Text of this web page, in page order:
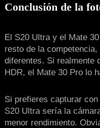
Conclusión de la
El S20 Ultra y el Mate
resto de la
diferentes. Si realmente
HDR, el Mate 30 Pro lo
Si prefieres capturar
S20 Ultra sería la
menor rendimiento.